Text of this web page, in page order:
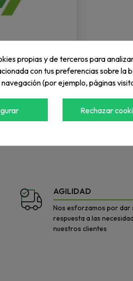
Liso 22" F-250
ver el precio
SMITHCO
Kit De
AGILIDAD
Nos esforzamos por dar
respuesta a las
nuestros clientes
propias y de terceros para
con tus preferencias sobre la
(por ejemplo, páginas
Rechazar